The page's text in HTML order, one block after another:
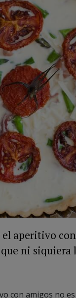
aperitivo
ni
con amigos no